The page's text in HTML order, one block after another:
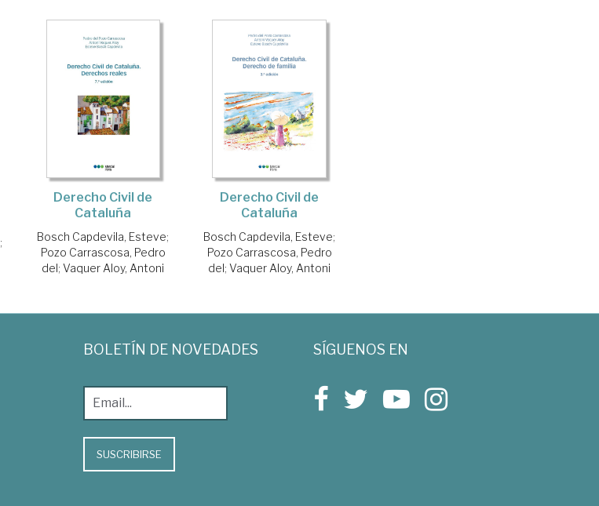
;
Derecho Civil de
Cataluña
Bosch Capdevila, Esteve;
Pozo Carrascosa, Pedro
del;Vaquer Aloy, Antoni
Derecho Civil de
Cataluña
Bosch Capdevila, Esteve;
Pozo Carrascosa, Pedro
del;Vaquer Aloy, Antoni
BOLETÍN DE NOVEDADES
SUSCRIBIRSE
SÍGUENOS EN